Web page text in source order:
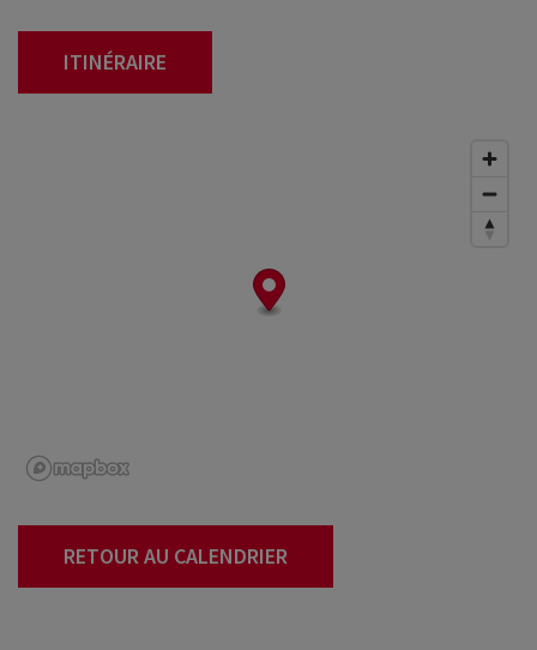
ITINÉRAIRE
RETOUR AU CALENDRIER